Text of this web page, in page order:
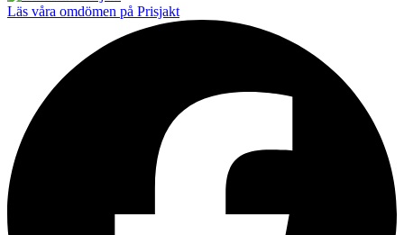
Läs våra omdömen på Prisjakt